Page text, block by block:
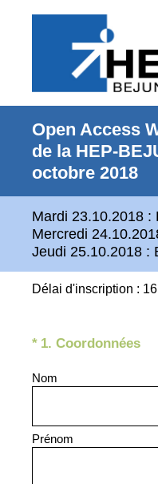
Open Access
de la HEP-
octobre 2018
Mardi 23.10.2018 :
Mercredi
Jeudi 25.10.2018 :
Délai d'inscription :
* 1. Coordonnées
(Obligatoire)
Nom
Prénom